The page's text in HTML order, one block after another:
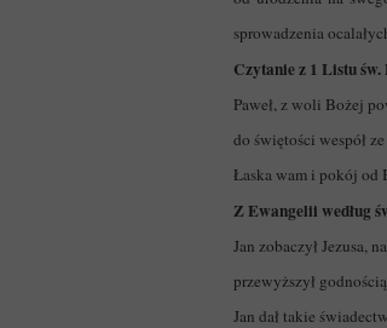
sprowadzenia
Czytanie z 1 Listu
Paweł, z woli Bożej
do świętości wespół
Łaska wam i pokój od
Z Ewangelii według
Jan zobaczył Jezusa,
przewyższył
Jan dał takie